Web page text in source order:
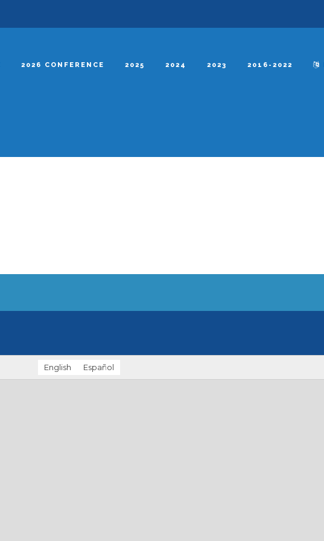
2026 CONFERENCE 2025 2024 2023 2016-2022
English Español